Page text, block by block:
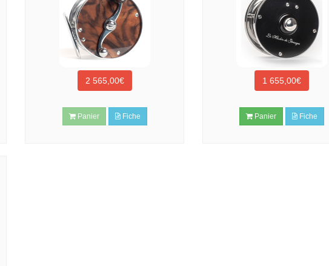
2 565,00€
Panier Fiche
1 655,00€
Panier Fiche